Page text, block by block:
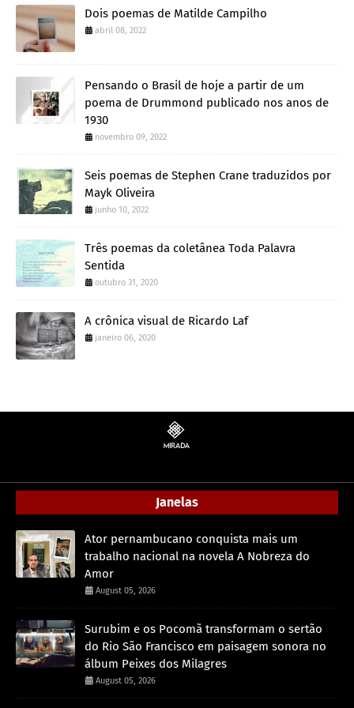
Dois poemas de Matilde Campilho
abril 08, 2022
Pensando o Brasil de hoje a partir de um
poema de Drummond publicado nos anos de
1930
novembro 09, 2022
Seis poemas de Stephen Crane traduzidos por
Mayk Oliveira
junho 10, 2022
Três poemas da coletânea Toda Palavra
Sentida
outubro 31, 2020
A crônica visual de Ricardo Laf
janeiro 06, 2020
Janelas
Ator pernambucano conquista mais um
trabalho nacional na novela A Nobreza do
Amor
August 05, 2026
Surubim e os Pocomã transformam o sertão
do Rio São Francisco em paisagem sonora no
álbum Peixes dos Milagres
August 05, 2026